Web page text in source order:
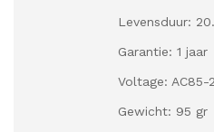
Levensduur:
Garantie: 1 jaar
Voltage: AC85-
Gewicht: 95 gr